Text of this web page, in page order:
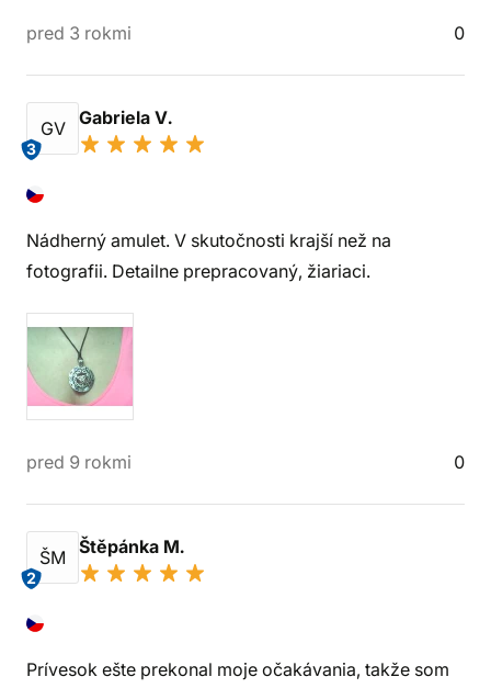
pred 3 rokmi 0
GV
3
Gabriela V.
Nádherný amulet. V skutočnosti krajší než na
fotografii. Detailne prepracovaný, žiariaci.
pred 9 rokmi 0
ŠM
2
Štěpánka M.
Prívesok ešte prekonal moje očakávania, takže som